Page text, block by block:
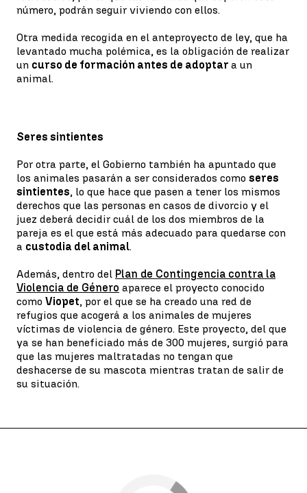
número, podrán seguir viviendo con ellos.
Otra medida recogida en el anteproyecto de ley, que ha
levantado mucha polémica, es la obligación de realizar
un curso de formación antes de adoptar a un
animal.
Seres sintientes
Por otra parte, el Gobierno también ha apuntado que
los animales pasarán a ser considerados como seres
sintientes, lo que hace que pasen a tener los mismos
derechos que las personas en casos de divorcio y el
juez deberá decidir cuál de los dos miembros de la
pareja es el que está más adecuado para quedarse con
a custodia del animal.
Además, dentro del Plan de Contingencia contra la
Violencia de Género aparece el proyecto conocido
como Viopet, por el que se ha creado una red de
refugios que acogerá a los animales de mujeres
víctimas de violencia de género. Este proyecto, del que
ya se han beneficiado más de 300 mujeres, surgió para
que las mujeres maltratadas no tengan que
deshacerse de su mascota mientras tratan de salir de
su situación.